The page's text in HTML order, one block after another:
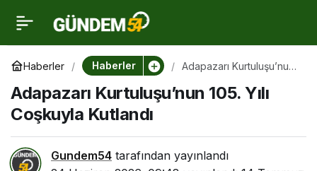
Haberler Haberler
Adapazarı Kurtuluşu’nun
Kutlandı
Adapazarı Kurtuluşu’nun 105. Yılı
Coşkuyla Kutlandı
Gundem54 tarafından yayınlandı
Adapazarı
Kurtuluşu’nun 105. Yılı
Coşkuyla Kutlandı